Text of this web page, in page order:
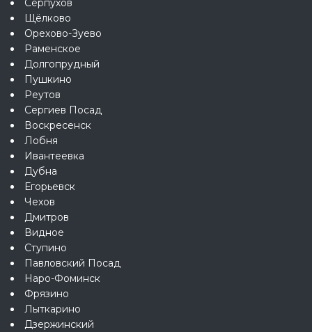
Щёлково
Орехово-Зуево
Раменское
Долгопрудный
Пушкино
Реутов
Сергиев Посад
Воскресенск
Лобня
Ивантеевка
Дубна
Егорьевск
Чехов
Дмитров
Видное
Ступино
Павловский Посад
Наро-Фоминск
Фрязино
Лыткарино
Дзержинский